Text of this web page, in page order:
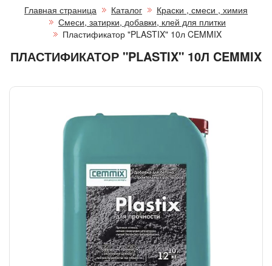
Главная страница Каталог
Краски , смеси , химия
Смеси, затирки, добавки, клей для плитки
Пластификатор "PLASTIX" 10л CEMMIX
ПЛАСТИФИКАТОР "PLASTIX" 10Л CEMMIX